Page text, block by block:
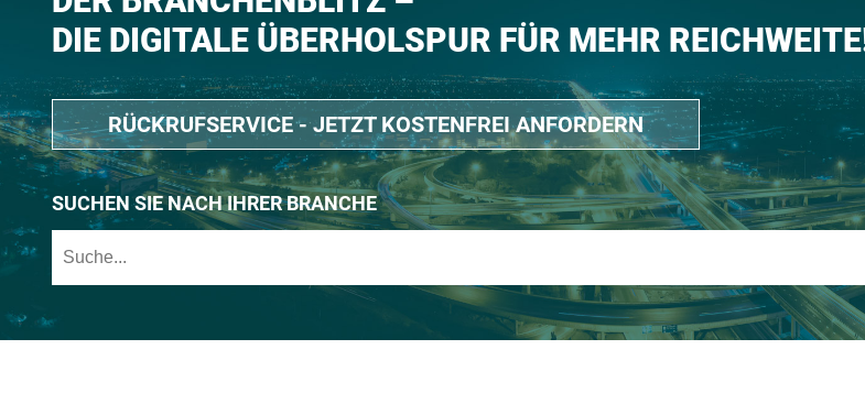
DIE DIGITALE ÜBERHOLSPUR FÜR MEHR
RÜCKRUFSERVICE - JETZT KOSTENFREI ANFORDERN
SUCHEN SIE NACH IHRER BRANCHE